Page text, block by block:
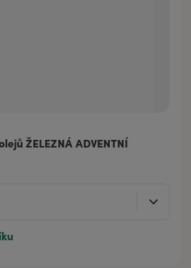
ŽELEZNÁ ADVENTNÍ